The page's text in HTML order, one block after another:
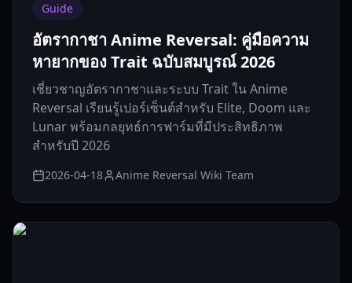
Guide
อัตรากาชา Anime Reversal: คู่มือความ
หายากของ Trait ฉบับสมบูรณ์ 2026
เชี่ยวชาญอัตรากาชาและระบบ Trait ใน Anime
Reversal เรียนรู้เปอร์เซ็นต์สำหรับ Elite, Doom และ
Lunar พร้อมกลยุทธ์การฟาร์มที่มีประสิทธิภาพ
สำหรับปี 2026
2026-04-18 Anime Reversal Wiki Team